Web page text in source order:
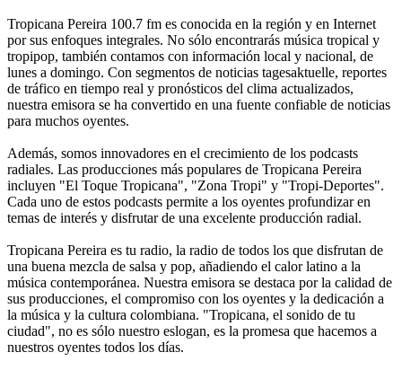
Tropicana Pereira 100.7 fm es conocida en la región y en Internet
por sus enfoques integrales. No sólo encontrarás música tropical y
tropipop, también contamos con información local y nacional, de
lunes a domingo. Con segmentos de noticias tagesaktuelle, reportes
de tráfico en tiempo real y pronósticos del clima actualizados,
nuestra emisora se ha convertido en una fuente confiable de noticias
para muchos oyentes.
Además, somos innovadores en el crecimiento de los podcasts
radiales. Las producciones más populares de Tropicana Pereira
incluyen "El Toque Tropicana", "Zona Tropi" y "Tropi-Deportes".
Cada uno de estos podcasts permite a los oyentes profundizar en
temas de interés y disfrutar de una excelente producción radial.
Tropicana Pereira es tu radio, la radio de todos los que disfrutan de
una buena mezcla de salsa y pop, añadiendo el calor latino a la
música contemporánea. Nuestra emisora se destaca por la calidad de
sus producciones, el compromiso con los oyentes y la dedicación a
la música y la cultura colombiana. "Tropicana, el sonido de tu
ciudad", no es sólo nuestro eslogan, es la promesa que hacemos a
nuestros oyentes todos los días.